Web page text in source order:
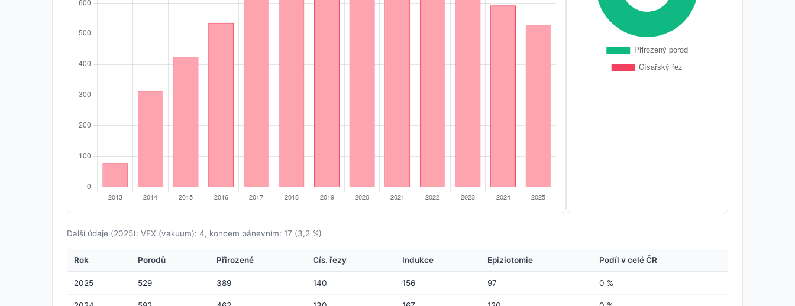
Další údaje (2025): VEX (vakuum): 4, koncem pánevním: 17 (3,2 %)
Rok Porodů Přirozené Cís. řezy Indukce Epiziotomie Podíl v celé ČR
2025 529 389 140 156 97 0 %